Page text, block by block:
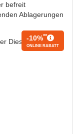
befreit
Ablagerungen
Diesel,P000193
-10%**
ONLINE RABATT